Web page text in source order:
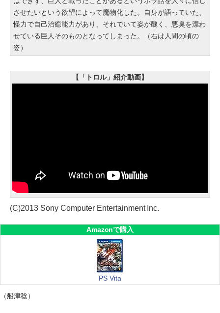
させたいという欲望によって魔物化した。自身が語っていた、
怪力で自己治癒能力があり、それでいて姿が醜く、悪臭を漂わ
せている巨人そのものとなってしまった。（右は人間の頃の
姿）
【「トロル」紹介動画】
(C)2013 Sony Computer Entertainment Inc.
Amazonで購入
PS Vita
（船津稔）